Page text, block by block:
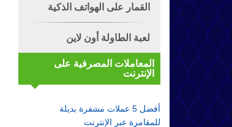
Dealer
القمار على الهواتف الذكية
لعبة الطاولة أون لاين
المعاملات المصرفية على
الإنترنت
أفضل 5 عملات مشفرة بديلة
للمقامرة عبر الإنترنت